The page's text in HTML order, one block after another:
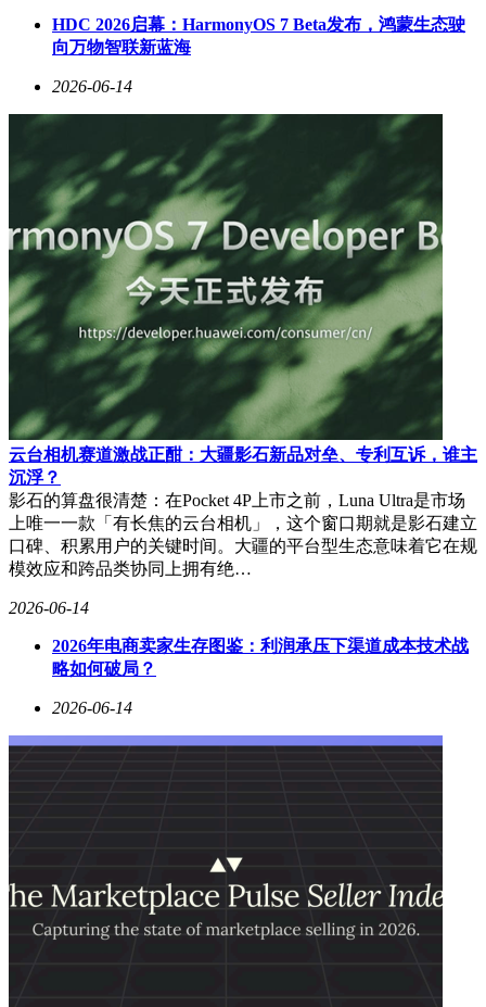
综合体管理等，却不包含“房地产开发建设、房地产开发销
售”。于东来在澄清时也反复强调，未来即便建设住宅小区，
初衷也并非通过房地产获利，而是为行业打造样板，以合理利
润售卖，不破坏市场秩序。这表明胖东来虽有建房能力，但无
此次经营范围调整还释放出一个关键信号：互联网销售和进出
口业务的增设，意味着向来专注线下体验的胖东来，正积极补
齐线上短板。尽管此前胖东来官方声明称目前暂无许昌、新乡
两地外其他区域的发展规划，但这并不妨碍其在线上和跨境领
域拓宽业务边界。
值得一提的是，此次删除地产经营范围与2026年初的“40亿元
资产分配”事件紧密相关。当时，胖东来将37.93亿元净资产按
管理团队50%、员工50%的比例分配给10194名员工，目的是
让企业能够安全、稳健地经营和发展。将巨额资产分配出去，
再删掉地产开发资质，胖东来在财务和业务两个层面同时“去
重资产化”，放弃看似诱人的短期利益，换来财务结构的优化
和战略焦点的清晰。
在业务调整的同时，胖东来在实际投入上毫不含糊。“梦之
城”项目位于许昌东城区核心地段，紧邻高铁许昌东站，总建
筑面积近58万平方米，投资约65亿元，采用零杠杆开发模式，
资金全部来自零售业务沉淀的现金流。母公司经营“瘦身”，项
目却实打实投入，这种辩证关系体现了胖东来的战略智慧：选
择“用对的人做对的事”，将商业综合体运营交给专门的项目公
刷新历史纪录。在取得如此亮眼业绩的情况下，主动做减法、
聚焦核心业务，这比盲目跟风扩张更需要远见和定力。在大多
正通过一纸工商变更，明确下一个十年的发展方向。
从此次“删地产、增文旅、补线上”的经营范围大调整中可以看
出，胖东来有着极其清醒的战略判断：不在不擅长的领域冒
险，但在擅长的事情上敢于重仓。删掉地产开发，不意味着不
HDC 2026启幕：HarmonyOS 7 Beta发布，鸿蒙生态驶
向万物智联新蓝海
2026-06-14
云台相机赛道激战正酣：大疆影石新品对垒、专利互诉，谁主
沉浮？
影石的算盘很清楚：在Pocket 4P上市之前，Luna Ultra是市场
上唯一一款「有长焦的云台相机」，这个窗口期就是影石建立
口碑、积累用户的关键时间。大疆的平台型生态意味着它在规
模效应和跨品类协同上拥有绝…
2026-06-14
2026年电商卖家生存图鉴：利润承压下渠道成本技术战
略如何破局？
2026-06-14